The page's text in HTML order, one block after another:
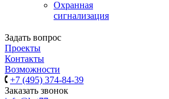
Охранная
сигнализация
Задать вопрос
Проекты
Контакты
Возможности
+7 (495) 374-84-39
Заказать звонок